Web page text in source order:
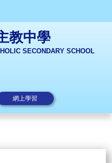
教中學
SECONDARY SCHOOL
網上學習